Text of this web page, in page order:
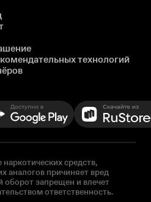
технологий
средств,
аналогов причиняет вред
оборот запрещен и влечет
ответственность.